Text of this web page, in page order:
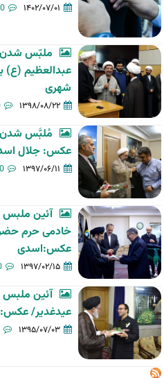
۱۴۰۲/۰۷/۰۱ 0 دیدگاه
ملبّس شدن
عبدالعظیم (ع)
شهری
۱۳۹۸/۰۸/۲۲
عکس: جلال
۱۳۹۷/۰۶/۱۱ 0 دیدگاه
آئين
عکس:اسدی
۱۳۹۷/۰۲/۱۵ 0
آئين ملبس
عيدغدير/
۱۳۹۵/۰۷/۰۳